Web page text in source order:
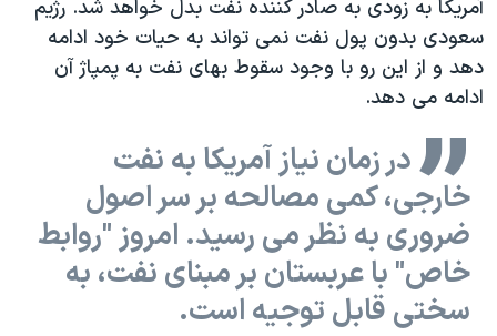
آمریکا به زودی به صادر کننده نفت بدل خواهد شد. رژیم
سعودی بدون پول نفت نمی تواند به حیات خود ادامه
دهد و از این رو با وجود سقوط بهای نفت به پمپاژ آن
ادامه می دهد.
در زمان نیاز آمریکا به نفت
خارجی، کمی مصالحه بر سر اصول
ضروری به نظر می رسید. امروز "روابط
خاص" با عربستان بر مبنای نفت، به
سختی قابل توجیه است.